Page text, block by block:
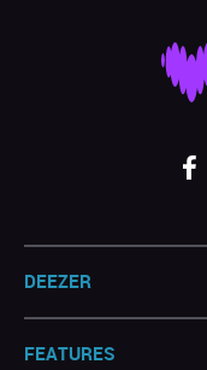
DEEZER
FEATURES